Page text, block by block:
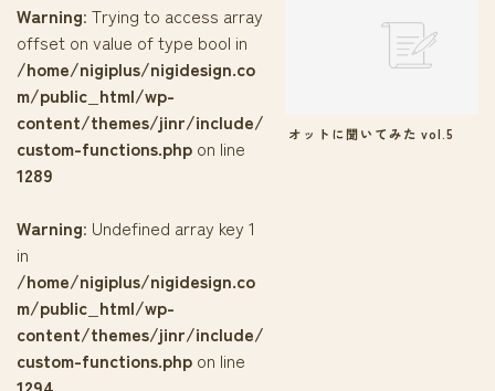
Warning: Trying to access array
offset on value of type bool in
/home/nigiplus/nigidesign.co
m/public_html/wp-
content/themes/jinr/include/
custom-functions.php on line
1289
Warning: Undefined array key 1
in
/home/nigiplus/nigidesign.co
m/public_html/wp-
content/themes/jinr/include/
custom-functions.php on line
オットに聞いてみた vol.5